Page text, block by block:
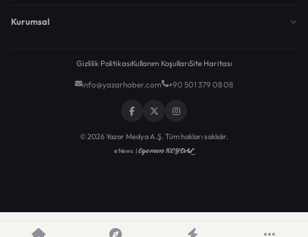
Kurumsal
Gizlilik PolitikasıKullanım KoşullarıSite Haritası
info@yazarhaber.com +90 501 379 08 08
© 2026 Yazar Medya A.Ş. Tüm hakları saklıdır.
eNews |Egemen KEYDAL